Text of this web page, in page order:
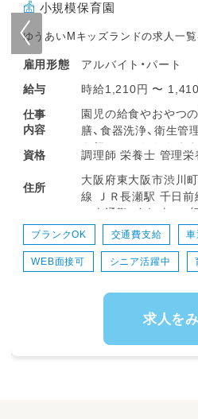
小規模保育園
ゆうあいMキッズランドの求人一覧
雇用形態
アルバイト・パート
給与
時給1,210円 〜
仕事
内容
園児の給食やおやつの
膳、食器洗浄、衛生管
を行っていただきま
なども一部お任せしま
衛生・安全面にも配慮
事時間を支えます。
＜スケジュール例＞
・08:00～朝おやつと
・11:00～お昼ご飯の
・12:00～休憩(※1日
・14:00～おやつ提供
資格 調理師 栄養士
住所
大阪府東大阪市渋川町3丁
線 ＪＲ長瀬駅 千日
※車通勤、自転車OK（駐車場無
屋川市からもアクセ
ブランクOK 交通費支給
WEB面接可 シニア活躍中
求人を